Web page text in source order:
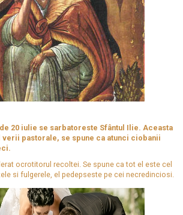
20 iulie se sarbatoreste Sfântul Ilie. Aceasta
pastorale, se spune ca atunci ciobanii
ocrotitorul recoltei. Se spune ca tot el este cel
si fulgerele, el pedepseste pe cei necredinciosi.